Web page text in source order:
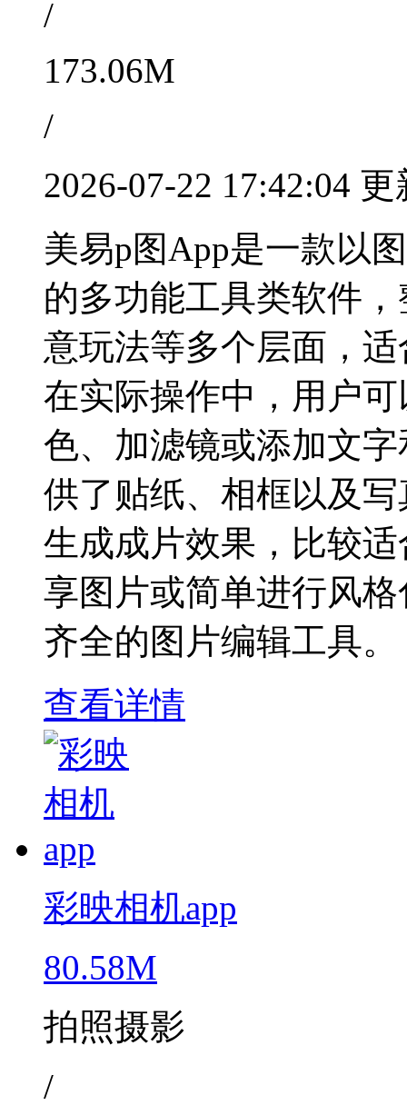
/
173.06M
/
2026-07-22 17:42:04 更
美易p图App是一款以
的多功能工具类软件
意玩法等多个层面，
在实际操作中，用户
色、加滤镜或添加文
供了贴纸、相框以及
生成成片效果，比较
享图片或简单进行风
齐全的图片编辑工具。
查看详情
彩映相机app
80.58M
拍照摄影
/